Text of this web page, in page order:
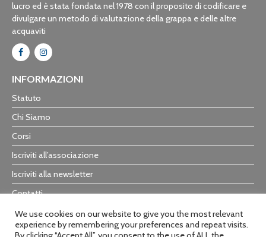
lucro ed è stata fondata nel 1978 con il proposito di codificare e
divulgare un metodo di valutazione della grappa e delle altre
acquaviti
INFORMAZIONI
Statuto
Chi Siamo
Corsi
Iscriviti all’associazione
Iscriviti alla newsletter
Contatti
Trasparenza
We use cookies on our website to give you the most relevant
experience by remembering your preferences and repeat visits.